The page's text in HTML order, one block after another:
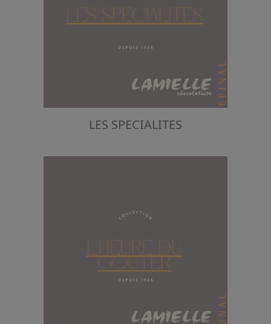
LES SPECIALITES